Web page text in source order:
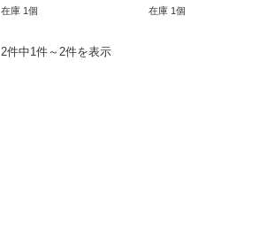
在庫 1個
在庫 1個
2件中1件～2件を表示